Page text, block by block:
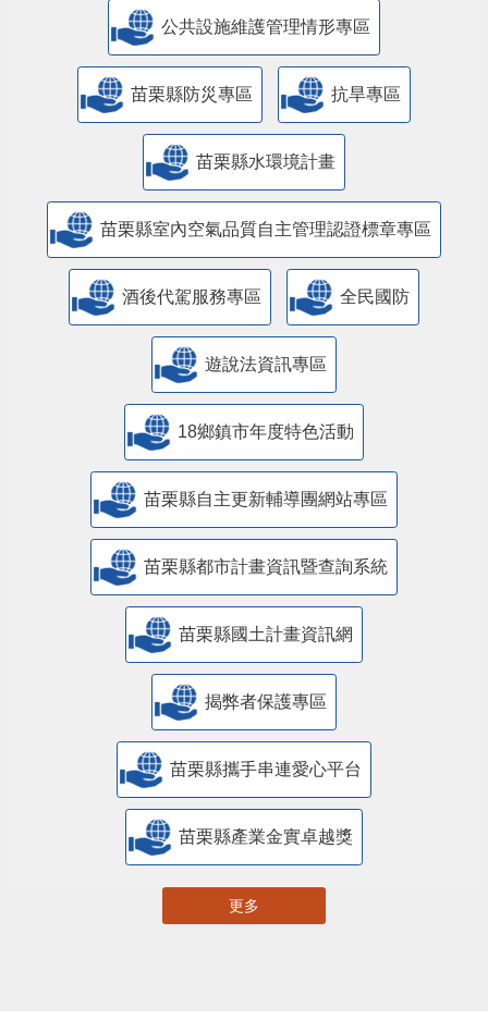
​公共設施維護管理情形專區
苗栗縣防災專區 抗旱專區
苗栗縣水環境計畫
苗栗縣室內空氣品質自主管理認證標章專區
酒後代駕服務專區 全民國防
遊說法資訊專區
18鄉鎮市年度特色活動
苗栗縣自主更新輔導團網站專區
苗栗縣都市計畫資訊暨查詢系統
苗栗縣國土計畫資訊網
揭弊者保護專區
苗栗縣攜手串連愛心平台
苗栗縣產業金實卓越獎
更多